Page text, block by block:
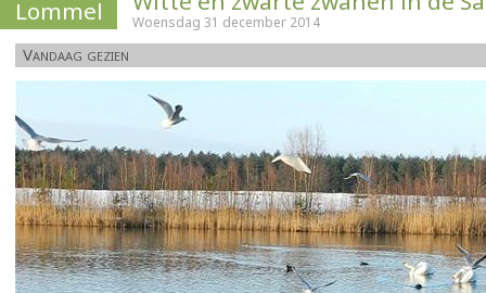
Lommel Woensdag 31 december 2014
Vandaag gezien